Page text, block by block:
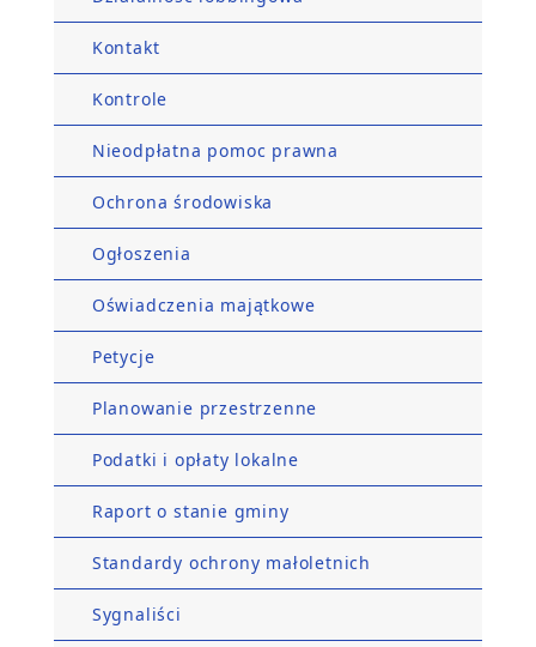
Kontakt
Kontrole
Nieodpłatna pomoc prawna
Ochrona środowiska
Ogłoszenia
Oświadczenia majątkowe
Petycje
Planowanie przestrzenne
Podatki i opłaty lokalne
Raport o stanie gminy
Standardy ochrony małoletnich
Sygnaliści